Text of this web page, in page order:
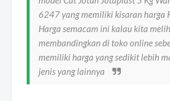
6247 yang memiliki kisaran harga
Harga semacam ini kalau kita
membandingkan di toko online
memiliki harga yang sedikit lebih
jenis yang lainnya